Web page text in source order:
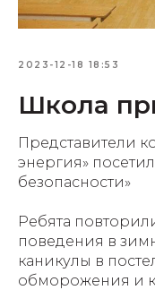
2023-12-18 18:53
Школа
Представители
энергия»
безопасности»
Ребята
поведения в
каникулы в
обморожения и